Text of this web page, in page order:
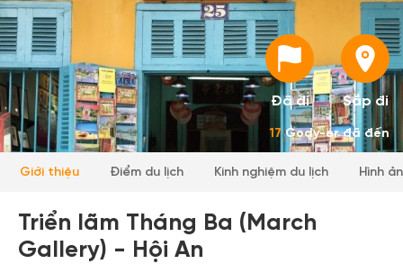
Đã đi Sắp đi
17Gody-er đã đến
Giới thiệu Điểm du lịch Kinh nghiệm du lịch Hình
Triển lãm Tháng Ba (March
Gallery) - Hội An